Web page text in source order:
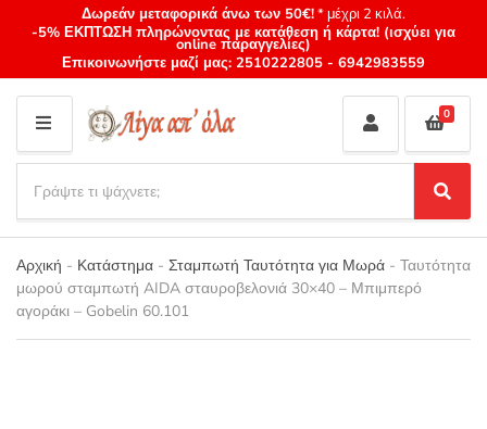
Δωρεάν μεταφορικά άνω των 50€!* μέχρι 2 κιλά.
-5% ΕΚΠΤΩΣΗ πληρώνοντας με κατάθεση ή κάρτα! (ισχύει για
online παραγγελίες)
Επικοινωνήστε μαζί μας: 2510222805 - 6942983559
M
E
N
U
Category
name
a
r
c
h
p
r
S
e
a
r
0
Αρχική - Κατάστημα - Σταμπωτή Ταυτότητα για Μωρά - Ταυτότητα
μωρού σταμπωτή AIDA σταυροβελονιά 30×40 – Μπιμπερό
αγοράκι – Gobelin 60.101